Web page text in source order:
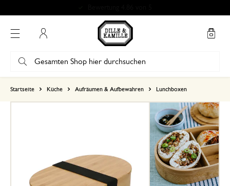
Startseite Küche Aufräumen & Aufbewahren Lunchboxen